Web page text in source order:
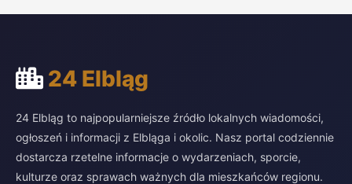
24 Elbląg
24 Elbląg to najpopularniejsze źródło lokalnych wiadomości,
ogłoszeń i informacji z Elbląga i okolic. Nasz portal codziennie
dostarcza rzetelne informacje o wydarzeniach, sporcie,
kulturze oraz sprawach ważnych dla mieszkańców regionu.